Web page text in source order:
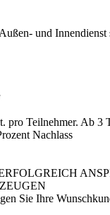
und
pro Teilnehmer. Ab 3
Nachlass
Sie Ihre